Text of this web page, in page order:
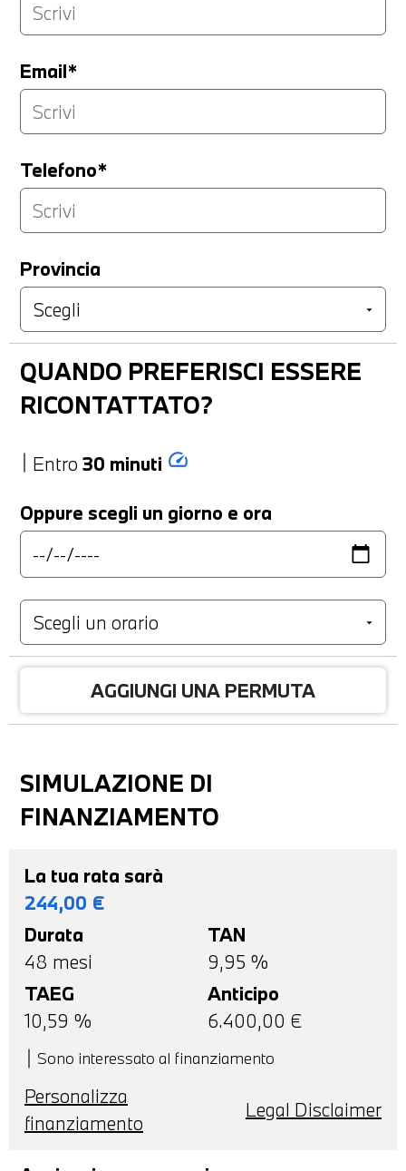
Email*
Telefono*
Provincia
QUANDO PREFERISCI ESSERE
RICONTATTATO?
Entro 30 minuti speed
Oppure scegli un giorno e ora
AGGIUNGI UNA PERMUTA
SIMULAZIONE DI
FINANZIAMENTO
La tua rata sarà
244,00 €
Durata
48 mesi
TAN
9,95 %
TAEG
10,59 %
Anticipo
6.400,00 €
Sono interessato al finanziamento
Personalizza
finanziamento
Legal Disclaimer